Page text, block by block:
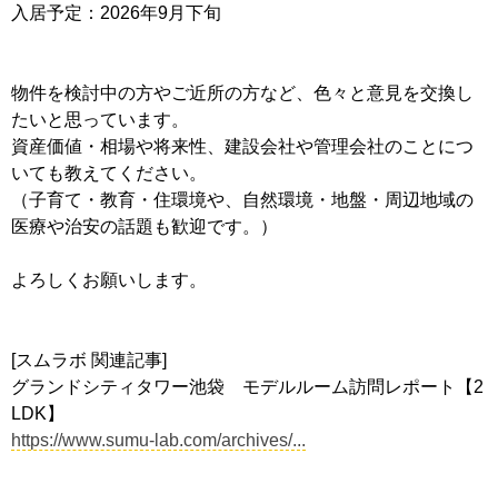
入居予定：2026年9月下旬
物件を検討中の方やご近所の方など、色々と意見を交換し
たいと思っています。
資産価値・相場や将来性、建設会社や管理会社のことにつ
いても教えてください。
（子育て・教育・住環境や、自然環境・地盤・周辺地域の
医療や治安の話題も歓迎です。）
よろしくお願いします。
[スムラボ 関連記事]
グランドシティタワー池袋 モデルルーム訪問レポート【2
LDK】
https://www.sumu-lab.com/archives/...